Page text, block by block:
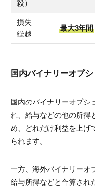
殺）
損失
繰越
最大3年間
国内バイナリーオプ
国内のバイナリーオプシ
れ、給与などの他の所得
め、どれだけ利益を上げ
られます。
一方、海外バイナリーオ
給与所得などと合算され